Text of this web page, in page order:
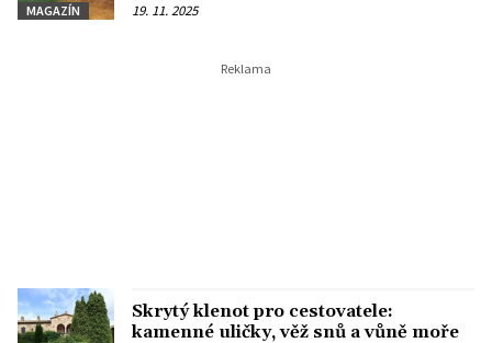
MAGAZÍN 19. 11. 2025
Skrytý klenot pro cestovatele:
kamenné uličky, věž snů a vůně moře